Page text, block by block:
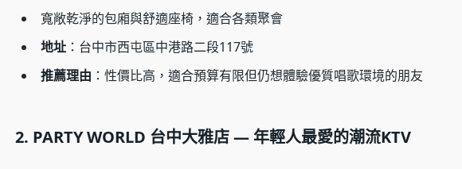
寬敞乾淨的包廂與舒適座椅，適合各類聚會
地址：台中市西屯區中港路二段117號
推薦理由 ：性價比高，適合預算有限但仍想體驗優質唱歌環境的朋友
2. PARTY WORLD 台中大雅店 — 年輕人最愛的潮流KTV